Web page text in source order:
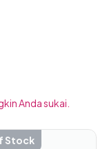
untuk berbagai
lebih modern
berkualitas
pengisian daya
Anda sukai.
Stock